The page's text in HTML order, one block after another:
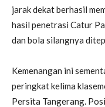
jarak dekat berhasil
hasil penetrasi Catur
dan bola silangnya
Kemenangan ini
peringkat kelima
Persita Tangerang.